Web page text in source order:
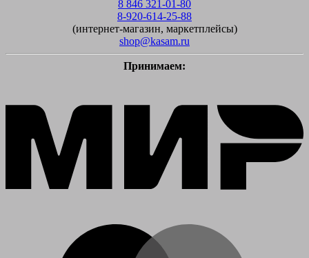
8 846 321-01-80
8-920-614-25-88
(интернет-магазин, маркетплейсы)
shop@kasam.ru
Принимаем: